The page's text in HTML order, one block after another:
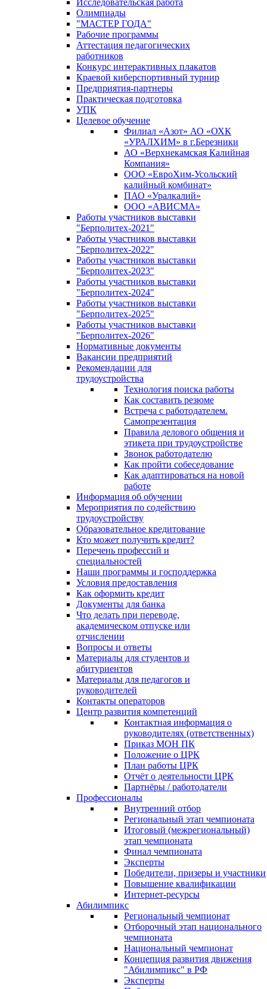
Исследовательская работа
Олимпиады
"МАСТЕР ГОДА"
Рабочие программы
Аттестация педагогических
работников
Конкурс интерактивных плакатов
Краевой киберспортивный турнир
Предприятия-партнеры
Практическая подготовка
УПК
Целевое обучение
Филиал «Азот» АО «ОХК
«УРАЛХИМ» в г.Березники
АО «Верхнекамская Калийная
Компания»
ООО «ЕвроХим-Усольский
калийный комбинат»
ПАО «Уралкалий»
ООО «АВИСМА»
Работы участников выставки
"Берполитех-2021"
Работы участников выставки
"Берполитех-2022"
Работы участников выставки
"Берполитех-2023"
Работы участников выставки
"Берполитех-2024"
Работы участников выставки
"Берполитех-2025"
Работы участников выставки
"Берполитех-2026"
Нормативные документы
Вакансии предприятий
Рекомендации для
трудоустройства
Технология поиска работы
Как составить резюме
Встреча с работодателем.
Самопрезентация
Правила делового общения и
этикета при трудоустройстве
Звонок работодателю
Как пройти собеседование
Как адаптироваться на новой
работе
Информация об обучении
Мероприятия по содействию
трудоустройству
Образовательное кредитование
Кто может получить кредит?
Перечень профессий и
специальностей
Наши программы и господдержка
Условия предоставления
Как оформить кредит
Документы для банка
Что делать при переводе,
академическом отпуске или
отчислении
Вопросы и ответы
Материалы для студентов и
абитуриентов
Материалы для педагогов и
руководителей
Контакты операторов
Центр развития компетенций
Контактная информация о
руководителях (ответственных)
Приказ МОН ПК
Положение о ЦРК
План работы ЦРК
Отчёт о деятельности ЦРК
Партнёры / работодатели
Профессионалы
Внутренний отбор
Региональный этап чемпионата
Итоговый (межрегиональный)
этап чемпионата
Финал чемпионата
Эксперты
Победители, призеры и участники
Повышение квалификации
Интернет-ресурсы
Абилимпикс
Региональный чемпионат
Отборочный этап национального
чемпионата
Национальный чемпионат
Концепция развития движения
"Абилимпикс" в РФ
Эксперты